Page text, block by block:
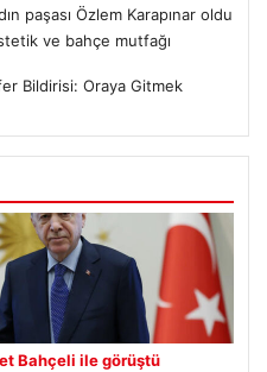
paşası Özlem Karapınar oldu
ve bahçe mutfağı
Bildirisi: Oraya Gitmek
Bahçeli ile görüştü